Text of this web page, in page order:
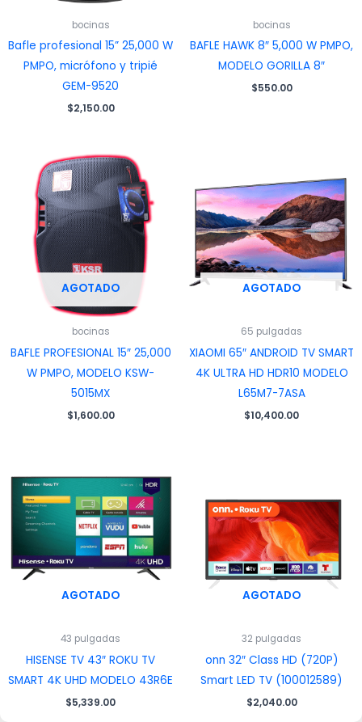
bocinas
Bafle profesional 15” 25,000 W
PMPO, micrófono y tripié
GEM-9520
$2,150.00
bocinas
BAFLE HAWK 8″ 5,000 W PMPO,
MODELO GORILLA 8″
$550.00
AGOTADO
bocinas
BAFLE PROFESIONAL 15″ 25,000
W PMPO, MODELO KSW-
5015MX
$1,600.00
AGOTADO
65 pulgadas
XIAOMI 65″ ANDROID TV SMART
4K ULTRA HD HDR10 MODELO
L65M7-7ASA
$10,400.00
AGOTADO
43 pulgadas
HISENSE TV 43″ ROKU TV
SMART 4K UHD MODELO 43R6E
$5,339.00
AGOTADO
32 pulgadas
onn 32″ Class HD (720P)
Smart LED TV (100012589)
$2,040.00